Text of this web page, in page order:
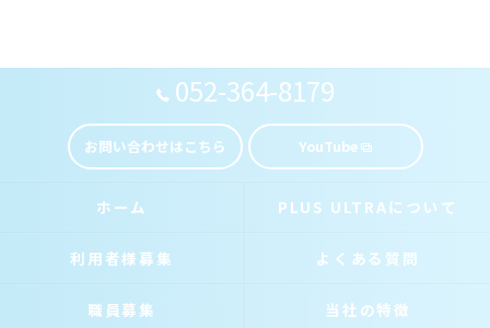
052-364-8179
お問い合わせはこちら YouTube
ホーム PLUS ULTRAについて
利用者様募集 よくある質問
職員募集 当社の特徴